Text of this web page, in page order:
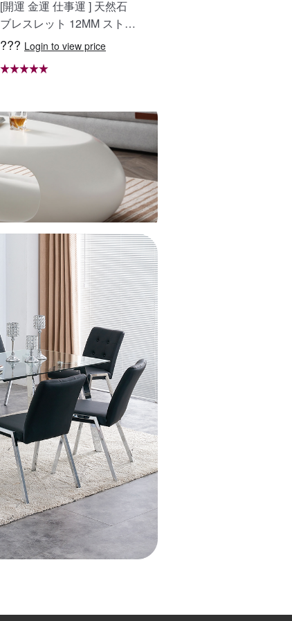
[開運 金運 仕事運 ] 天然石
ブレスレット 12MM ストロ
ベリークォーツ 天然石ブレ
レスレッ スアクセサリー W
??? Login to view price